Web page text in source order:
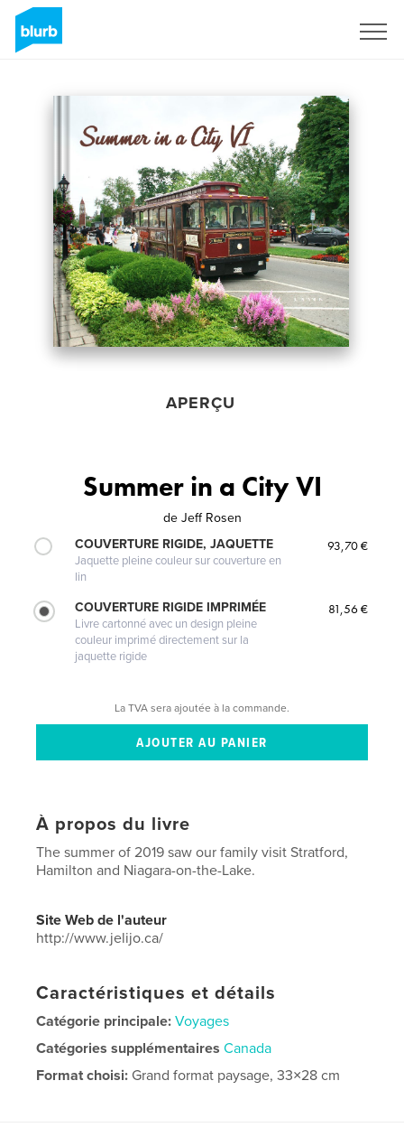
APERÇU
Summer in a City VI
de Jeff Rosen
COUVERTURE RIGIDE, JAQUETTE
Jaquette pleine couleur sur couverture en
lin
93,70 €
COUVERTURE RIGIDE IMPRIMÉE
Livre cartonné avec un design pleine
couleur imprimé directement sur la
jaquette rigide
81,56 €
La TVA sera ajoutée à la commande.
À propos du livre
The summer of 2019 saw our family visit Stratford,
Hamilton and Niagara-on-the-Lake.
Site Web de l'auteur
http://www.jelijo.ca/
Caractéristiques et détails
Catégorie principale: Voyages
Catégories supplémentaires Canada
Format choisi: Grand format paysage, 33×28 cm